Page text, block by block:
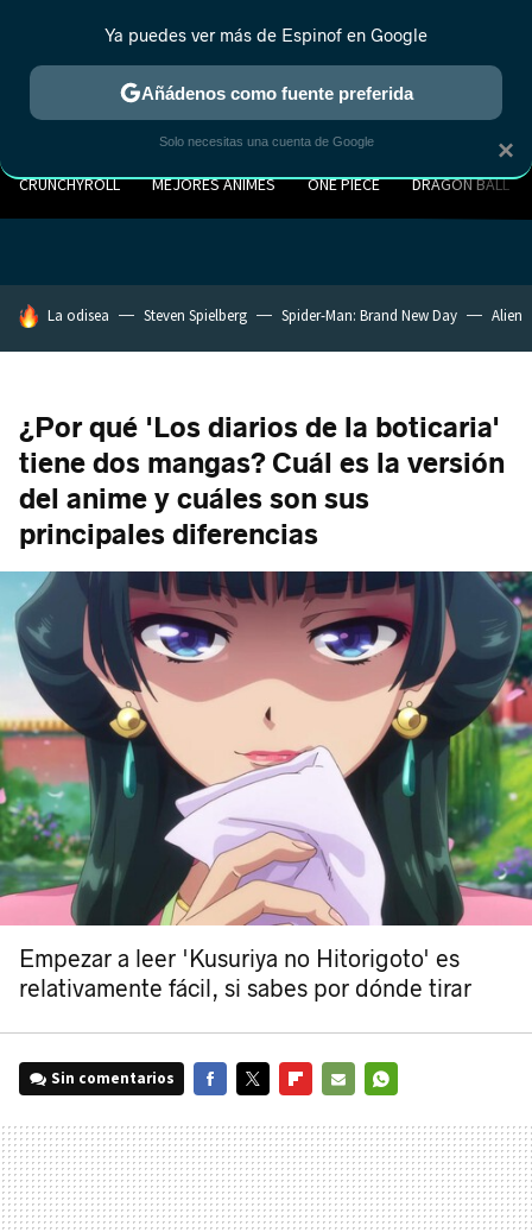
CRUNCHYROLL MEJORES ANIMES ONE PIECE DRAGON BALL
HOY SE HABLA DE
La odisea Steven Spielberg Spider-Man: Brand New Day Alien
¿Por qué 'Los diarios de la boticaria'
tiene dos mangas? Cuál es la versión
del anime y cuáles son sus
principales diferencias
Empezar a leer 'Kusuriya no Hitorigoto' es
relativamente fácil, si sabes por dónde tirar
Sin comentarios
MAIL
×
Ya puedes ver más de Espinof en Google
Añádenos como fuente preferida
Solo necesitas una cuenta de Google